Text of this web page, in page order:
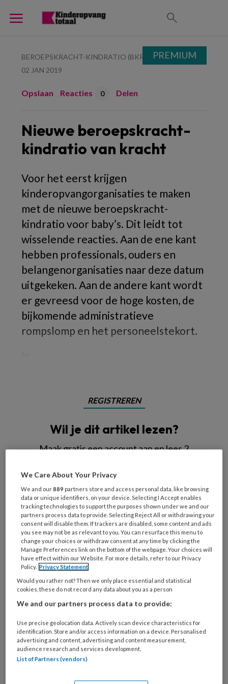
BEROEPSKRACHT-KINDRATIO (BKR)
02 JAN 2019
Opslaan Reacties 0 Delen
Nieuwe beroepskracht-
kindratio van kracht
Voor het eerst krijgen
kinderopvangorganisaties te maken
met de nieuwe beroepskracht-
kindratio voor baby’s. Dit leidt tot
wisselende reacties. Aan de ene kant
hebben professionals, ouders en
belangenorganisaties naar deze datum
uitgekeken. Aan de andere kant wordt
er gevreesd voor de hoge kosten, de
bijkomende administratieve
rompslomp en het personeelstekort.
REGISTREREN
Wil je dit artikel lezen?
Maak gratis een account aan en lees 2
Al een account of abonnement?Log dan in
Wat
is
je
e-
mailadres?
*
Kies
je
wachtwoord* *
Kies
je
functie *
Bij
welke
organisatie
PREMIUM
We Care About Your Privacy
We and our889 partners store and access personal data, like browsing
data or unique identifiers, on your device. Selecting I Accept enables
tracking technologies to support the purposes shown under we and our
partners process data to provide. Selecting Reject All or withdrawing your
consent will disable them. If trackers are disabled, some content and ads
you see may not be as relevant to you. You can resurface this menu to
change your choices or withdraw consent at any time by clicking the
Manage Preferences link on the bottom of the webpage. Your choices will
have effect within our Website. For more details, refer to our Privacy
Policy. Privacy Statement
Would you rather not? Then we only place essential and statistical
cookies, these do not record any data about you as a person
We and our partners process data to provide:
Use precise geolocation data. Actively scan device characteristics for
identification. Store and/or access information on a device. Personalised
advertising and content, advertising and content measurement,
audience research and services development.
List of Partners (vendors)